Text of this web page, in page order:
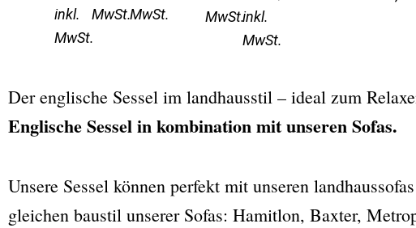
inkl.
MwSt.
MwSt.MwSt.
MwSt.inkl.
MwSt.
Der englische Sessel im landhausstil – ideal zum
Englische Sessel in kombination mit unseren Sofas.
Unsere Sessel können perfekt mit unseren
gleichen baustil unserer Sofas: Hamitlon, Baxter,